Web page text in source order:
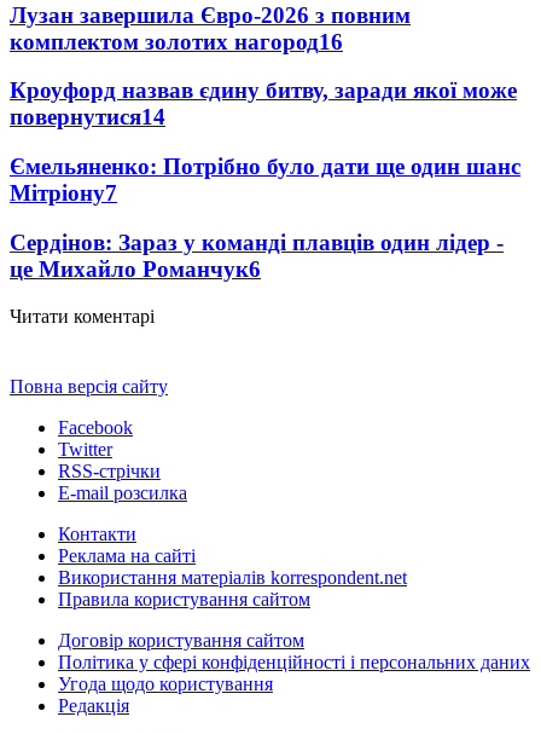
Лузан завершила Євро-2026 з повним
комплектом золотих нагород16
Кроуфорд назвав єдину битву, заради якої може
повернутися14
Ємельяненко: Потрібно було дати ще один шанс
Мітріону7
Сердінов: Зараз у команді плавців один лідер -
це Михайло Романчук6
Читати коментарі
Повна версія сайту
Facebook
Twitter
RSS-стрічки
E-mail розсилка
Контакти
Реклама на сайті
Використання матеріалів korrespondent.net
Правила користування сайтом
Договір користування сайтом
Політика у сфері конфіденційності і персональних даних
Угода щодо користування
Редакція